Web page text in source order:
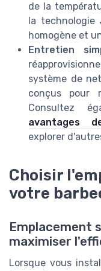
de la
la technologie
homogène et
Entretien
système de
conçus pour
Consultez
avantages
explorer
Choisir
votre
Emplacement
maximiser
Lorsque vous